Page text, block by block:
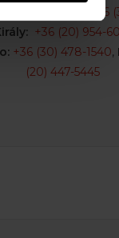
+36
+36 (20) 954-
+36 (30) 478-1540,
(20) 447-5445